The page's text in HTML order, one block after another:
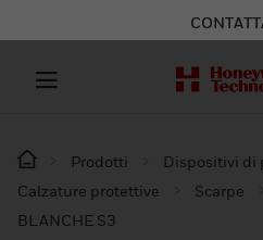
Prodotti
Dispositivi di
Calzature protettive
Scarpe
BLANCHE S3